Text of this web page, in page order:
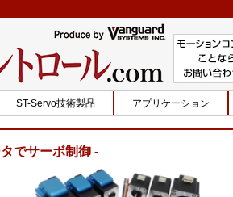
ST-Servo技術製品 アプリケーション
でサーボ制御